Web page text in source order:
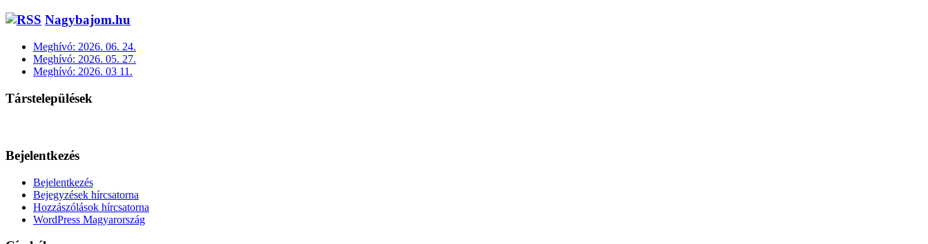
Nagybajom.hu
Meghívó: 2026. 06. 24.
Meghívó: 2026. 05. 27.
Meghívó: 2026. 03 11.
Társtelepülések
Bejelentkezés
Bejelentkezés
Bejegyzések hírcsatorna
Hozzászólások hírcsatorna
WordPress Magyarország